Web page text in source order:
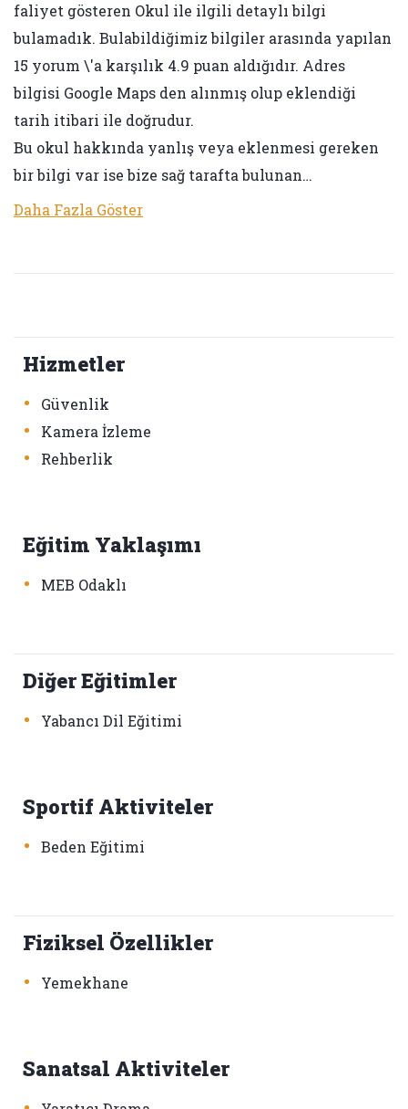
faliyet gösteren Okul ile ilgili detaylı bilgi
bulamadık. Bulabildiğimiz bilgiler arasında yapılan
15 yorum \'a karşılık 4.9 puan aldığıdır. Adres
bilgisi Google Maps den alınmış olup eklendiği
tarih itibari ile doğrudur.
Bu okul hakkında yanlış veya eklenmesi gereken
bir bilgi var ise bize sağ tarafta bulunan…
Daha Fazla Göster
Hizmetler
• Güvenlik
• Kamera İzleme
• Rehberlik
Eğitim Yaklaşımı
• MEB Odaklı
Diğer Eğitimler
• Yabancı Dil Eğitimi
Sportif Aktiviteler
• Beden Eğitimi
Fiziksel Özellikler
• Yemekhane
Sanatsal Aktiviteler